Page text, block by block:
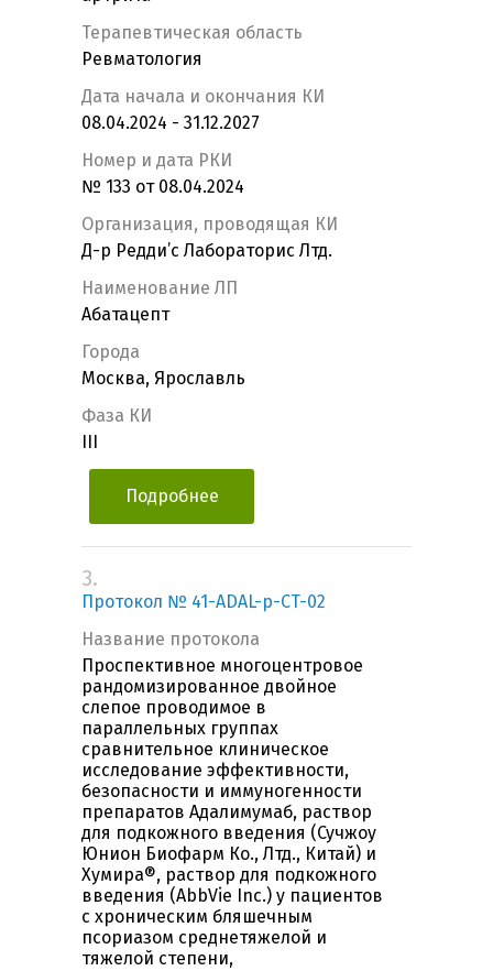
Терапевтическая область
Ревматология
Дата начала и окончания КИ
08.04.2024 - 31.12.2027
Номер и дата РКИ
№ 133 от 08.04.2024
Организация, проводящая КИ
Д-р Редди’c Лабораторис Лтд.
Наименование ЛП
Абатацепт
Города
Москва, Ярославль
Фаза КИ
Подробнее
3.
Протокол № 41-ADAL-p-CT-02
Название протокола
Проспективное многоцентровое
рандомизированное двойное
слепое проводимое в
параллельных группах
сравнительное клиническое
исследование эффективности,
безопасности и иммуногенности
препаратов Адалимумаб, раствор
для подкожного введения (Сучжоу
Юнион Биофарм Ко., Лтд., Китай) и
Хумира®, раствор для подкожного
введения (AbbVie Inc.) у пациентов
с хроническим бляшечным
псориазом среднетяжелой и
тяжелой степени,